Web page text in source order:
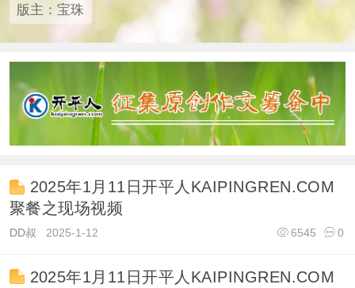
版主：宝珠
2025年1月11日开平人KAIPINGREN.COM
聚餐之现场视频
DD叔 2025-1-12 0
6545
2025年1月11日开平人KAIPINGREN.COM